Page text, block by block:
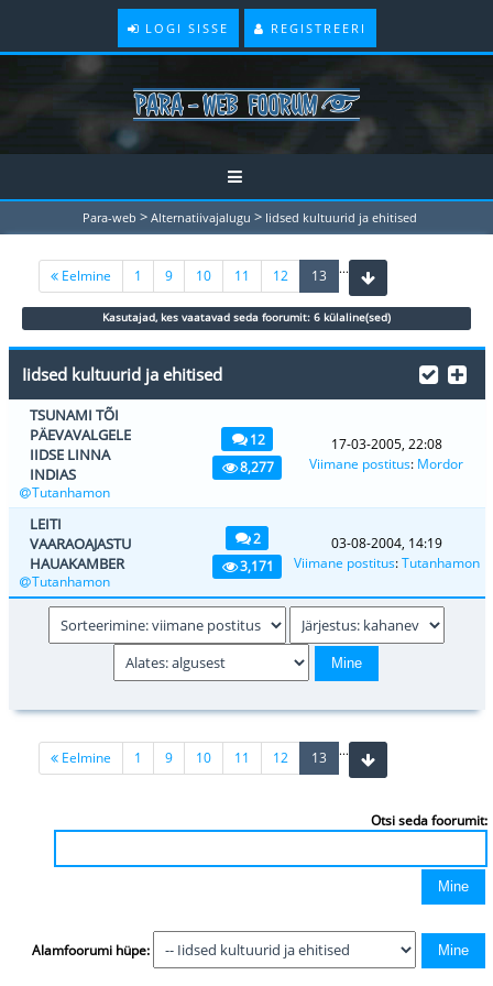
LOGI SISSE REGISTREERI
Para-web > Alternatiivajalugu > Iidsed kultuurid ja ehitised
Eelmine 1 ...
9 10 11 12 13 (current)
Kasutajad, kes vaatavad seda foorumit: 6 külaline(sed)
Iidsed kultuurid ja ehitised
TSUNAMI TÕI
PÄEVAVALGELE
IIDSE LINNA
INDIAS
Tutanhamon
12
8,277
17-03-2005, 22:08
Viimane postitus: Mordor
LEITI
VAARAOAJASTU
HAUAKAMBER
Tutanhamon
2
3,171
03-08-2004, 14:19
Viimane postitus:Tutanhamon
Eelmine 1 ...
9 10 11 12 13 (current)
Otsi seda foorumit:
Alamfoorumi hüpe: